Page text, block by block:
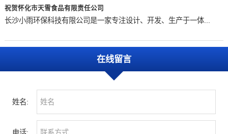
祝贺怀化市天雪食品有限责任公司
长沙小雨环保科技有限公司是一家专注设计、开发、生产于一体...
在线留言
姓名: